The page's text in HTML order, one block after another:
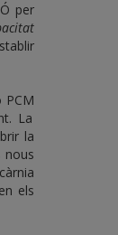
per
PCM
La
la
nous
els